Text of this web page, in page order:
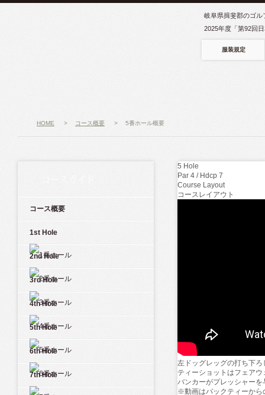
岐阜県揖斐郡のゴル
2025年度「第92回
服装規定
HOME > コース概要 > 5番ホール概要
コース概要
1st Hole
2nd Hole
3rd Hole
4th Hole
5th Hole
6th Hole
7th Hole
5 Hole
Par 4 / Hdcp 7
Course Layout
コースレイアウト
左ドッグレッグの打ち下ろ
ティーショットはフェア
バンカーがプレッシャーを
※動画はバックティーから